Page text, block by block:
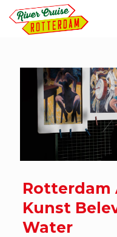
Rotterdam
Kunst
Water